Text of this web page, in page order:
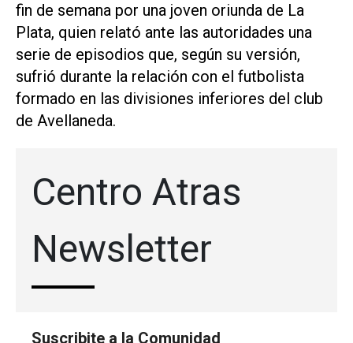
fin de semana por una joven oriunda de La
Plata, quien relató ante las autoridades una
serie de episodios que, según su versión,
sufrió durante la relación con el futbolista
formado en las divisiones inferiores del club
de Avellaneda.